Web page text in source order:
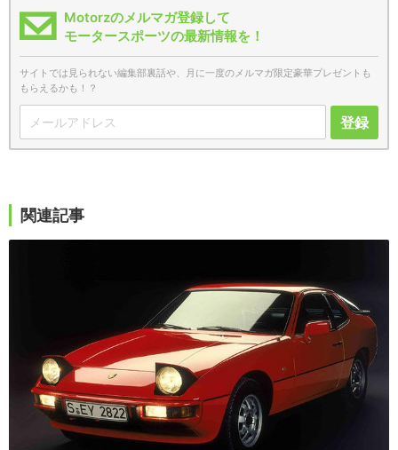
Motorzのメルマガ登録して
モータースポーツの最新情報を！
サイトでは見られない編集部裏話や、月に一度のメルマガ限定豪華プレゼントも
もらえるかも！？
登録
関連記事